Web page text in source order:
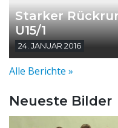
Starker
U15/1
24. JANUAR 2016
Alle Berichte »
Neueste Bilder